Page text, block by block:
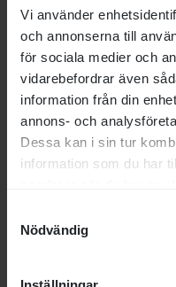
Vi använder
och annonserna till
för sociala medier och
vidarebefordrar även
information från din
annons- och
Dessa kan i sin tur
information som du har
Nödvändig
Undervisningen är
Vid avhopp kommer ni
uppkomna kostnader.
Anmälan -
dig viaformuläret